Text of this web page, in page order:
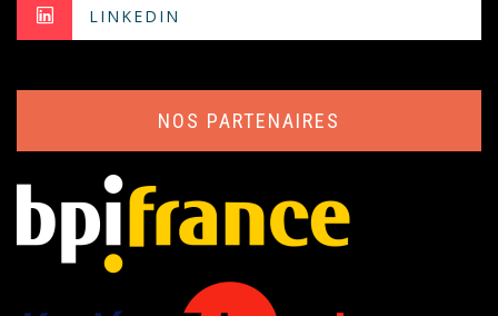
LINKEDIN
NOS PARTENAIRES